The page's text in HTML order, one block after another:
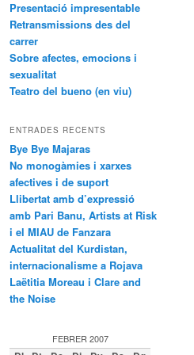
Presentació impresentable
Retransmissions des del
carrer
Sobre afectes, emocions i
sexualitat
Teatro del bueno (en viu)
ENTRADES RECENTS
Bye Bye Majaras
No monogàmies i xarxes
afectives i de suport
Llibertat amb d’expressió
amb Pari Banu, Artists at Risk
i el MIAU de Fanzara
Actualitat del Kurdistan,
internacionalisme a Rojava
Laëtitia Moreau i Clare and
the Noise
FEBRER 2007